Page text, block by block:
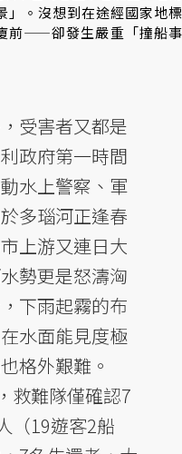
」。沒想到在途經國家地標
前——卻發生嚴重「撞船事
受害者又都是
政府第一時間
水上警察、軍
多瑙河正逢春
上游又連日大
勢更是怒濤洶
下雨起霧的布
水面能見度極
格外艱難。
救難隊僅確認7
（19遊客2船